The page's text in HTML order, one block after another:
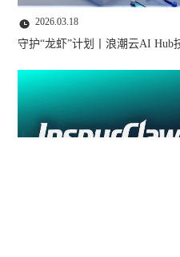
2026.03.18
守护“龙虾”计划丨浪潮云AI Hub